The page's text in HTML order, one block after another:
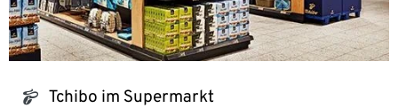
tchibo_logo Tchibo im Supermarkt